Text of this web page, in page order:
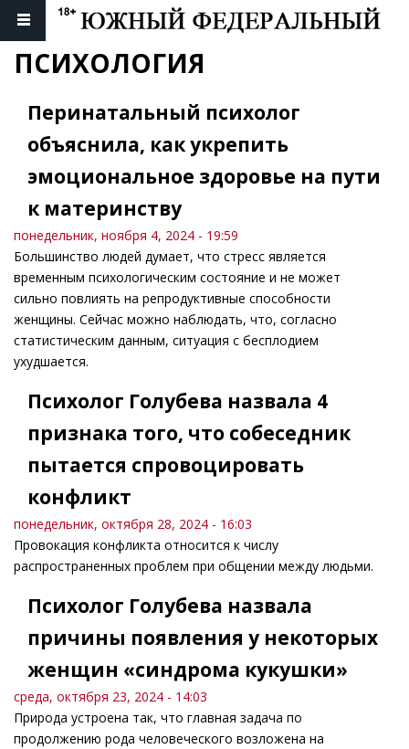
ПСИХОЛОГИЯ
Перинатальный психолог
объяснила, как укрепить
эмоциональное здоровье на пути
к материнству
понедельник, ноября 4, 2024 - 19:59
Большинство людей думает, что стресс является
временным психологическим состояние и не может
сильно повлиять на репродуктивные способности
женщины. Сейчас можно наблюдать, что, согласно
статистическим данным, ситуация с бесплодием
ухудшается.
Психолог Голубева назвала 4
признака того, что собеседник
пытается спровоцировать
конфликт
понедельник, октября 28, 2024 - 16:03
Провокация конфликта относится к числу
распространенных проблем при общении между людьми.
Психолог Голубева назвала
причины появления у некоторых
женщин «синдрома кукушки»
среда, октября 23, 2024 - 14:03
Природа устроена так, что главная задача по
продолжению рода человеческого возложена на